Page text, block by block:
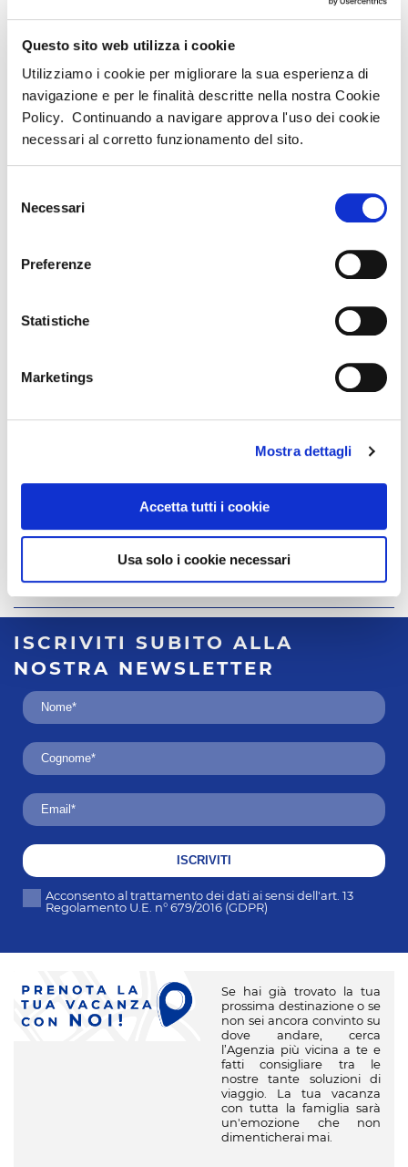
Questo sito web utilizza i cookie
Utilizziamo i cookie per migliorare la sua esperienza di
navigazione e per le finalità descritte nella nostra Cookie
Policy. Continuando a navigare approva l'uso dei cookie
necessari al corretto funzionamento del sito.
delNecessari
Preferenze
Statistiche
Marketings
Mostra dettagli
Accetta tutti i cookie
Usa solo i cookie necessari
Via Cesare
Battisti 119
PORTO VIRO
(RO) - 45014
contatta
SRL
Via Orlando
Scavazza 1769
GIACCIANO
VIAGGI
10/A V.LE
MARCONI 10/a
CASTELMASSA
0425/81789
contatta
questa agenzia
WELCOME
STORE
questa agenzia
Pagina1di1
ISCRIVITI SUBITO ALLA
NOSTRA
NEWSLETTER
ISCRIVITI
Acconsento al trattamento dei dati ai sensi dell'art. 13
Regolamento U.E. n° 679/2016 (GDPR)
Se hai già trovato la tua
prossima destinazione o se
non sei ancora convinto su
dove andare, cerca
l’Agenzia più vicina a te e
fatti consigliare tra le
nostre tante soluzioni di
viaggio. La tua vacanza
con tutta la famiglia sarà
un'emozione che non
dimenticherai mai.